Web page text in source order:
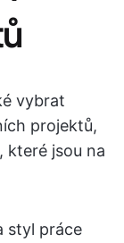
vybrat
projektů,
které jsou na
styl práce